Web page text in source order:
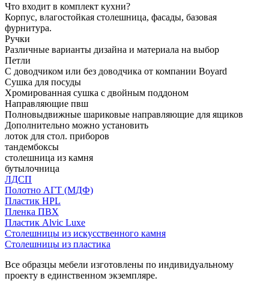
Что входит в комплект кухни?
Корпус, влагостойкая столешница, фасады, базовая
фурнитура.
Ручки
Различные варианты дизайна и материала на выбор
Петли
С доводчиком или без доводчика от компании Boyard
Сушка для посуды
Хромированная сушка с двойным поддоном
Направляющие пвш
Полновыдвижные шариковые направляющие для ящиков
Дополнительно можно установить
лоток для стол. приборов
тандембоксы
столешница из камня
бутылочница
ЛДСП
Полотно АГТ (МДФ)
Пластик HPL
Пленка ПВХ
Пластик Alvic Luxe
Столешницы из искусственного камня
Столешницы из пластика
Все образцы мебели изготовлены по индивидуальному
проекту в единственном экземпляре.